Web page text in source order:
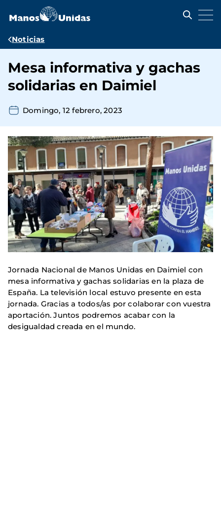
contenido
Ruta
navegación
Noticias
Mesa informativa y gachas
solidarias en Daimiel
Domingo, 12 febrero, 2023
Jornada Nacional de Manos Unidas en Daimiel con
mesa informativa y gachas solidarias en la plaza de
España. La televisión local estuvo presente en esta
jornada. Gracias a todos/as por colaborar con vuestra
aportación. Juntos podremos acabar con la
desigualdad creada en el mundo.